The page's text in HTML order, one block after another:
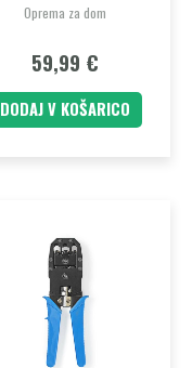
Oprema za dom
59,99 €
DODAJ V KOŠARICO